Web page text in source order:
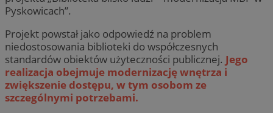
Pyskowicach”.
Projekt powstał jako odpowiedź na problem
niedostosowania biblioteki do współczesnych
standardów obiektów użyteczności publicznej. Jego
realizacja obejmuje modernizację wnętrza i
zwiększenie dostępu, w tym osobom ze
szczególnymi potrzebami.